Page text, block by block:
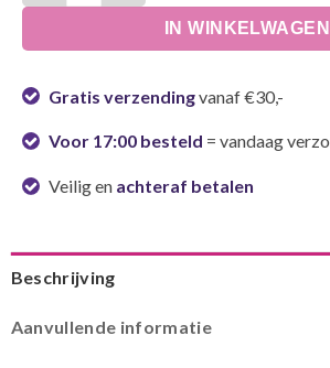
IN WINKELWAGEN
Gratis verzendingvanaf €30,-
Voor 17:00 besteld = vandaag
Veilig en achteraf betalen
Beschrijving
Aanvullende informatie